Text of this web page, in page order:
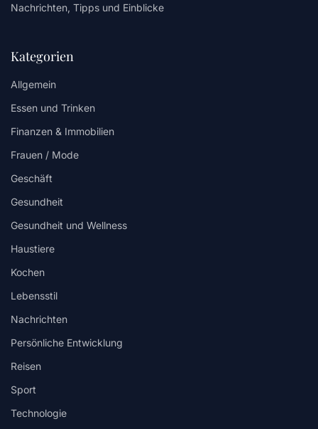
Nachrichten, Tipps und Einblicke
Kategorien
Allgemein
Essen und Trinken
Finanzen & Immobilien
Frauen / Mode
Geschäft
Gesundheit
Gesundheit und Wellness
Haustiere
Kochen
Lebensstil
Nachrichten
Persönliche Entwicklung
Reisen
Sport
Technologie